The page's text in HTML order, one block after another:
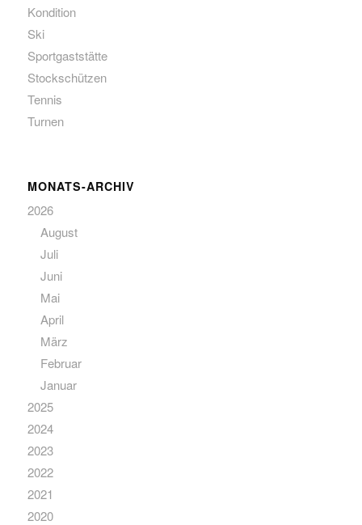
Kondition
Ski
Sportgaststätte
Stockschützen
Tennis
Turnen
MONATS-ARCHIV
2026
August
Juli
Juni
Mai
April
März
Februar
Januar
2025
2024
2023
2022
2021
2020